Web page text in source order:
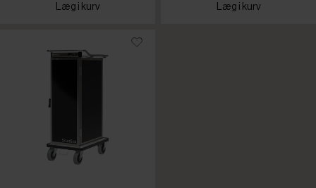
Læg i kurv
Læg i kurv